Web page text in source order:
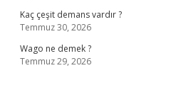
Kaç çeşit demans vardır ?
Temmuz 30, 2026
Wago ne demek ?
Temmuz 29, 2026